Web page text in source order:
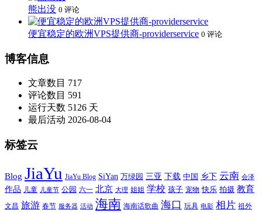
熊出没 0 评论
便宜稳定的欧洲VPS提供商-providerservice 0 评论
博客信息
文章数目 717
评论数目 591
运行天数 5126 天
最后活动 2026-08-04
标签云
Blog JiaYu JiaYu Blog SiYan 万绿园 三亚 下载 中国 乡下 云南 会泽
作品 儿童 儿童节 公园 六一 北京 大理 姐姐 学校 孩子 宠物 快乐 拍摄 教育
文昌 旅游 春节 服务器 活动 海南 海南话歌曲 海口 玩具 电影 相片 祖外